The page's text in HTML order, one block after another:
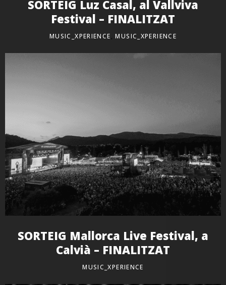
SORTEIG Luz Casal, al Vallviva
Festival – FINALITZAT
MUSIC_XPERIENCE,MUSIC_XPERIENCE
SORTEIG Mallorca Live Festival, a
Calvià – FINALITZAT
MUSIC_XPERIENCE